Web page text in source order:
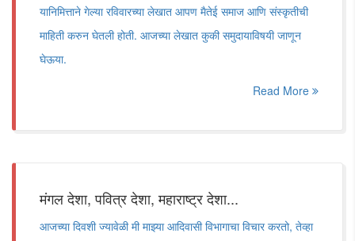
यानिमित्ताने गेल्या रविवारच्या लेखात आपण मैतेई समाज आणि संस्कृतीची
माहिती करुन घेतली होती. आजच्या लेखात कुकी समुदायाविषयी जाणून
घेऊया.
Read More
मंगल देशा, पवित्र देशा, महाराष्ट्र देशा...
आजच्या दिवशी ज्यावेळी मी माझ्या आदिवासी विभागाचा विचार करतो, तेव्हा